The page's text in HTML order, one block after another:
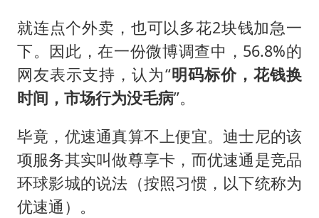
就连点个外卖，也可以多花2块钱加急一
下。因此，在一份微博调查中，56.8%的
网友表示支持，认为“明码标价，花钱换
时间，市场行为没毛病”。
毕竟，优速通真算不上便宜。迪士尼的该
项服务其实叫做尊享卡，而优速通是竞品
环球影城的说法（按照习惯，以下统称为
优速通）。